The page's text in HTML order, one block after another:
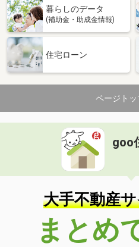
暮らしのデータ
(補助金・助成金情報)
住宅ローン
ページトッ
goo
大手不動産
まとめ